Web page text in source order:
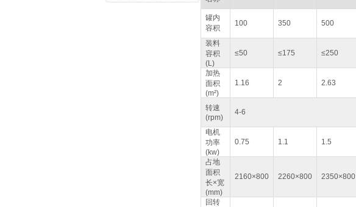
罐内
容积
100 350 500
装料
容积
(L)
≤50 ≤175 ≤250
加热
面积
(m²)
1.16 2 2.63
转速
(rpm)
4-6
电机
功率
(kw)
0.75 1.1 1.5
占地
面积
长×宽
(mm)
2160×800 2260×800 2350×800
回转